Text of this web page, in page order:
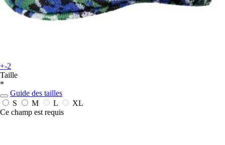
+-2
Taille
*
Guide des tailles
S
M L
XL
Ce champ est requis